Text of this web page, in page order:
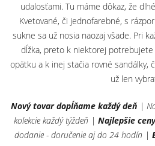
udalosťami. Tu máme dôkaz, že
Kvetované, či jednofarebné, s
sukne sa už nosia naozaj všade. Pri
dĺžka, preto k niektorej
opätku a k inej stačia rovné sandálky,
už len
Nový tovar dopĺňame každý deň |
kolekcie každý týždeň | Najlepšie
dodanie - doručenie aj do 24 hodín |